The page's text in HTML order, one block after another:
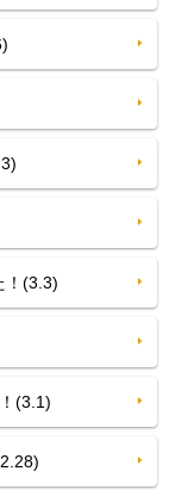
(3.3)
(3.1)